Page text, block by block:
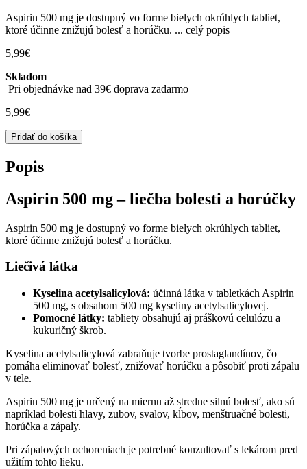
Aspirin 500 mg je dostupný vo forme bielych okrúhlych tabliet,
ktoré účinne znižujú bolesť a horúčku. ... celý popis
5,99€
Skladom
Pri objednávke nad 39€ doprava zadarmo
5,99€
množstvo
Aspirin
®
500
20 tabliet
Pridať do košíka
Popis
Aspirin 500 mg – liečba bolesti a horúčky
Aspirin 500 mg je dostupný vo forme bielych okrúhlych tabliet,
ktoré účinne znižujú bolesť a horúčku.
Liečivá látka
Kyselina acetylsalicylová: účinná látka v tabletkách Aspirin
500 mg, s obsahom 500 mg kyseliny acetylsalicylovej.
Pomocné látky: tabliety obsahujú aj práškovú celulózu a
kukuričný škrob.
Kyselina acetylsalicylová zabraňuje tvorbe prostaglandínov, čo
pomáha eliminovať bolesť, znižovať horúčku a pôsobiť proti zápalu
v tele.
Aspirin 500 mg je určený na miernu až stredne silnú bolesť, ako sú
napríklad bolesti hlavy, zubov, svalov, kĺbov, menštruačné bolesti,
horúčka a zápaly.
Pri zápalových ochoreniach je potrebné konzultovať s lekárom pred
užitím tohto lieku.